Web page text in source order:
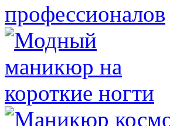
профессионалов